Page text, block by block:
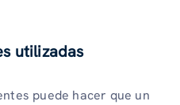
utilizadas
puede hacer que un